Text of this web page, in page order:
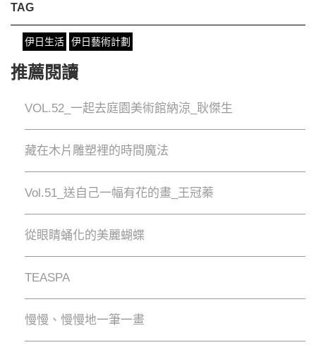
TAG
伊日生活 伊日藝術計劃
推薦閱讀
VOL.52_一起去庭園美術館納涼_耿傑生
藏在木片雕塑裡的時間魔法
Vol.51_送自己一幅有花的畫_王冠蓁
從眼睛蛹化的美麗蝴蝶
TEASPA
慢慢、慢慢地⼀筆⼀畫